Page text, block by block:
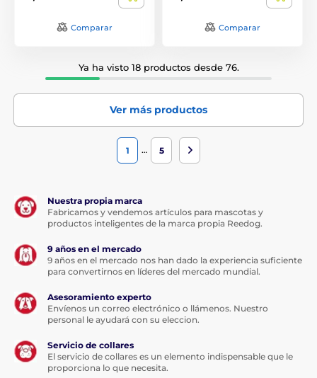
Comparar Comparar
Ya ha visto 18 productos desde 76.
Ver más productos
1 … 5
Nuestra propia marca
Fabricamos y vendemos artículos para mascotas y
productos inteligentes de la marca propia Reedog.
9 años en el mercado
9 años en el mercado nos han dado la experiencia suficiente
para convertirnos en líderes del mercado mundial.
Asesoramiento experto
Envíenos un correo electrónico o llámenos. Nuestro
personal le ayudará con su eleccion.
Servicio de collares
El servicio de collares es un elemento indispensable que le
proporciona lo que necesita.